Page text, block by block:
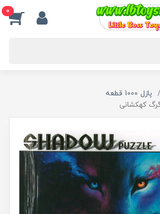
0
پازل 1000 قطعه